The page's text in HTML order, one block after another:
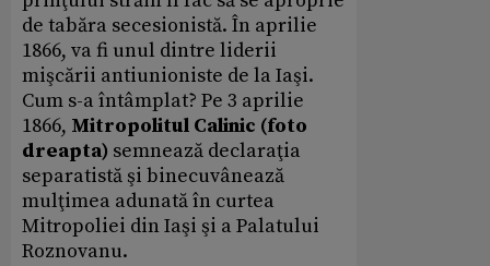
de tabăra secesionistă. În aprilie
1866, va fi unul dintre liderii
mişcării antiunioniste de la Iaşi.
Cum s-a întâmplat? Pe 3 aprilie
1866, Mitropolitul Calinic (foto
dreapta) semnează declaraţia
separatistă şi binecuvânează
mulţimea adunată în curtea
Mitropoliei din Iaşi şi a Palatului
Roznovanu.